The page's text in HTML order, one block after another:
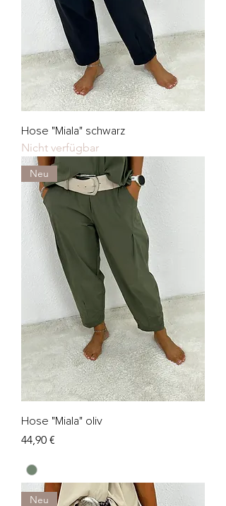
Hose "Miala" schwarz
Nicht verfügbar
Neu
Hose "Miala" oliv
Preis
44,90 €
Neu